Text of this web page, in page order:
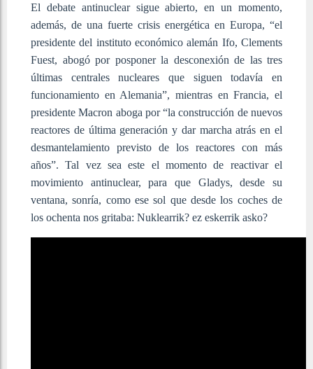
El debate antinuclear sigue abierto, en un momento,
además, de una fuerte crisis energética en Europa, “el
presidente del instituto económico alemán Ifo, Clements
Fuest, abogó por posponer la desconexión de las tres
últimas centrales nucleares que siguen todavía en
funcionamiento en Alemania”, mientras en Francia, el
presidente Macron aboga por “la construcción de nuevos
reactores de última generación y dar marcha atrás en el
desmantelamiento previsto de los reactores con más
años”. Tal vez sea este el momento de reactivar el
movimiento antinuclear, para que Gladys, desde su
ventana, sonría, como ese sol que desde los coches de
los ochenta nos gritaba: Nuklearrik? ez eskerrik asko?